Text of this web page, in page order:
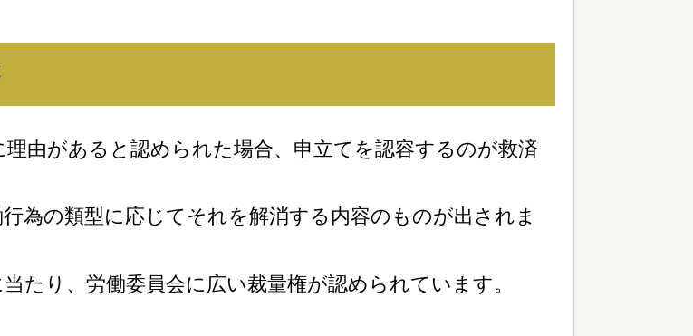
由があると認められた場合、申立てを認容するのが救済
為の類型に応じてそれを解消する内容のものが出されま
たり、労働委員会に広い裁量権が認められています。